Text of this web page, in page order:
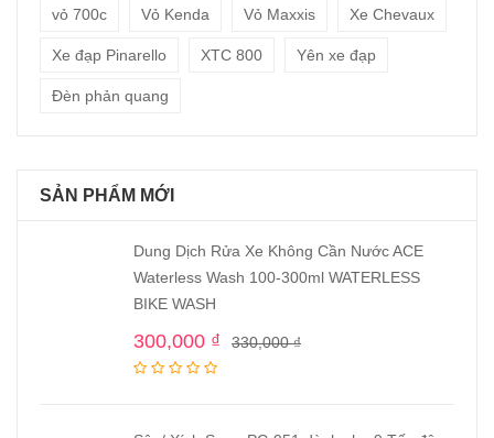
vỏ 700c Vỏ Kenda Vỏ Maxxis Xe Chevaux
Xe đạp Pinarello XTC 800 Yên xe đạp
Đèn phản quang
SẢN PHẨM MỚI
Dung Dịch Rửa Xe Không Cần Nước ACE
Waterless Wash 100-300ml WATERLESS
BIKE WASH
330,000₫
300,000 ₫